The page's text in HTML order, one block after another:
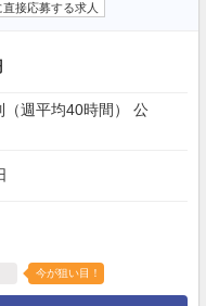
接応募する求人
（週平均40時間） 公
今が狙い目！